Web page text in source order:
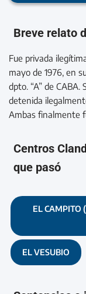
Breve relato
Fue privada
mayo de 1976, en
dpto. “A” de
detenida
Ambas finalmente
Centros
que pasó
EL CAMPITO
EL VESUBIO